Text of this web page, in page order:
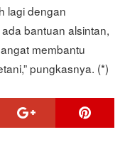
lagi dengan
bantuan alsintan,
membantu
pungkasnya. (*)